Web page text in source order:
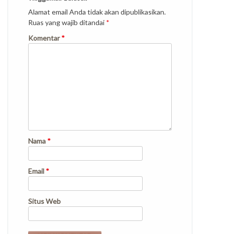
Alamat email Anda tidak akan dipublikasikan.
Ruas yang wajib ditandai *
Komentar*
Nama *
Email *
Situs Web